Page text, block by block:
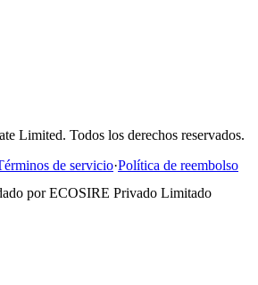
Limited. Todos los derechos reservados.
de servicio·Política de reembolso
por ECOSIRE Privado Limitado